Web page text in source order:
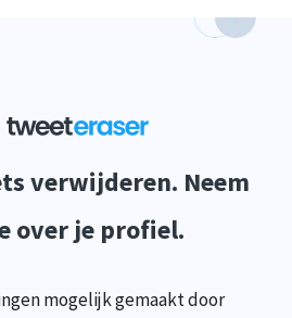
verwijderen. Neem
over je profiel.
mogelijk gemaakt door